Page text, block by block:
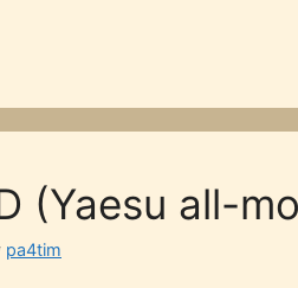
(Yaesu all-
pa4tim